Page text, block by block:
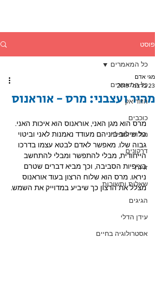
פוסט
כל המאמרים
הזודיאק
כוכבים
נעלות ומפלה
דרקונים
זויות
שאלות ותשובות
הגיגים
עידן הדלי
אסטרולוגיה בחיים
כל המאמרים
מהיר ועצבני: מרס - אוראנוס
מגי אדם
23 בדצמ׳ 2019
מרס הוא מגן האני, אוראנוס הוא איכות האני.
כל שילוב ביניהם מעודד נאמנות לאני וביטוי
גבוה שלו. מאפשר לאדם לבטא עצמו בדרכו
הייחודית, מבלי להתפשר ומבלי להתחשב
בציפיות הסביבה, וכך מביא דברים שטרם
ניראו. מרס הוא שלוח הרצון בעוד אוראנוס
מצלל את הרצון כך שיביע במדוייק את השמש.